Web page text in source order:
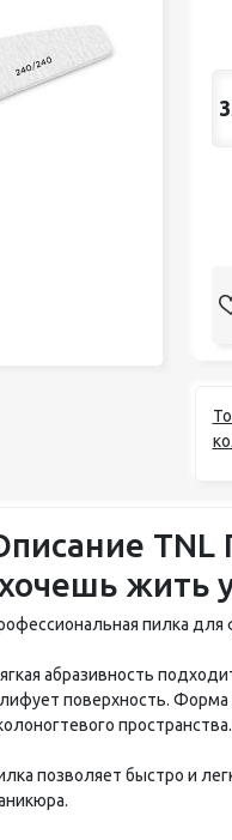
Лампы для
Лечение и
щелочного
TNL
жить
пилка
абразивность
поверхность. Форма
позволяет быстро и